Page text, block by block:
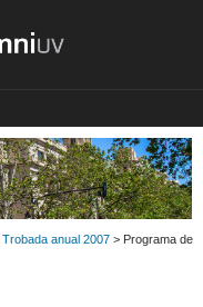
Trobada anual 2007 > Programa de